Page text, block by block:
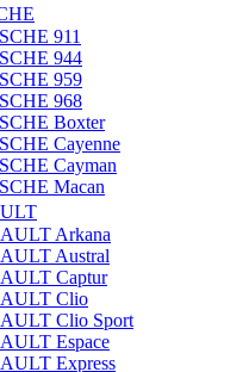
911
944
959
968
Boxter
Cayenne
Cayman
Macan
Arkana
Austral
Captur
Clio
Clio Sport
Espace
Express